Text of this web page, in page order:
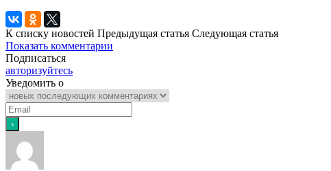
К списку новостей Предыдущая статья Следующая статья
Показать комментарии
Подписаться
авторизуйтесь
Уведомить о